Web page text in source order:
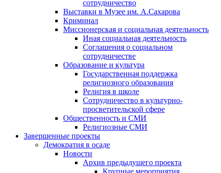
сотрудничество
Выставки в Музее им. А.Сахарова
Криминал
Миссионерская и социальная деятельность
Иная социальная деятельность
Соглашения о социальном
сотрудничестве
Образование и культура
Государственная поддержка
религиозного образования
Религия в школе
Сотрудничество в культурно-
просветительской сфере
Общественность и СМИ
Религиозные СМИ
Завершенные проекты
Демократия в осаде
Новости
Архив предыдущего проекта